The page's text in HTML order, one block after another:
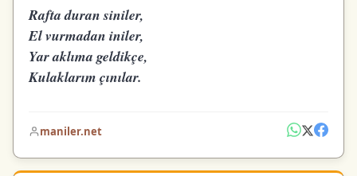
Rafta duran siniler,
El vurmadan iniler,
Yar aklıma geldikçe,
Kulaklarım çınılar.
maniler.net